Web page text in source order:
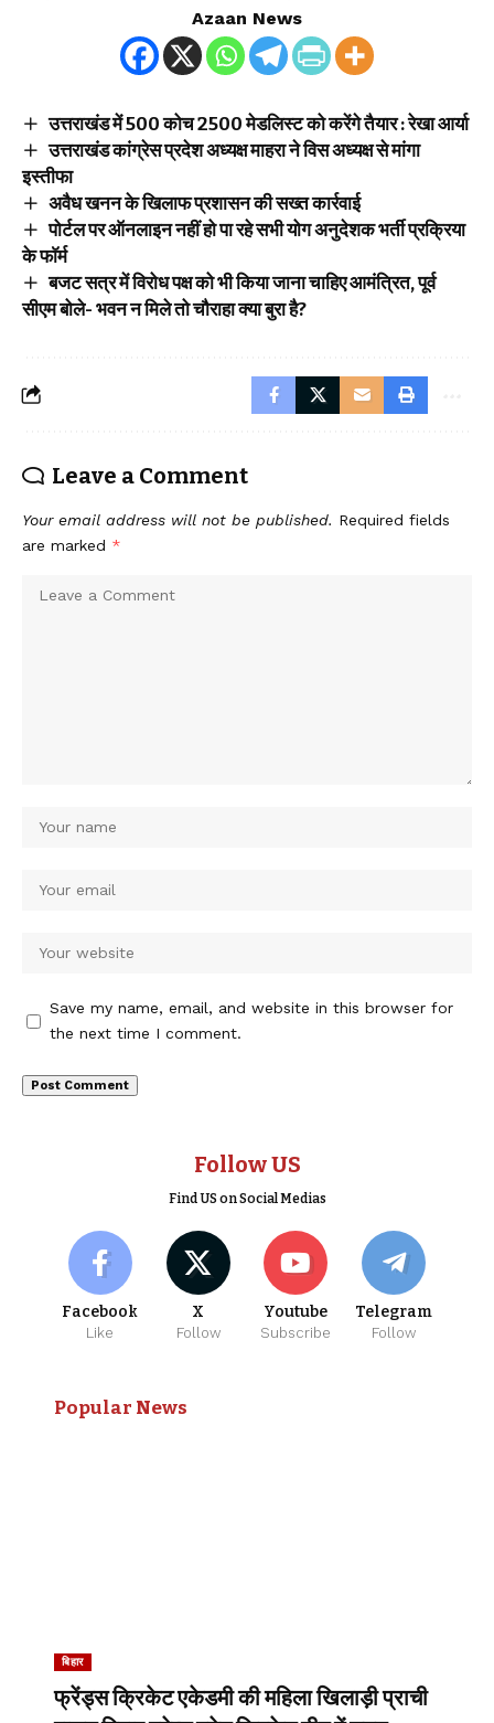
Azaan News
उत्तराखंड में 500 कोच 2500 मेडलिस्ट को करेंगे तैयार : रेखा आर्या
उत्तराखंड कांग्रेस प्रदेश अध्यक्ष माहरा ने विस अध्यक्ष से मांगा
इस्तीफा
अवैध खनन के खिलाफ प्रशासन की सख्त कार्रवाई
पोर्टल पर ऑनलाइन नहीं हो पा रहे सभी योग अनुदेशक भर्ती प्रक्रिया
के फाॅर्म
बजट सत्र में विरोध पक्ष को भी किया जाना चाहिए आमंत्रित, पूर्व
सीएम बोले- भवन न मिले तो चौराहा क्या बुरा है?
Leave a Comment
Your email address will not be published. Required fields
are marked *
Save my name, email, and website in this browser for
the next time I comment.
Follow US
Find US on Social Medias
Facebook
Like
X
Follow
Youtube
Subscribe
Telegram
Follow
Popular News
बिहार
फ्रेंड्स क्रिकेट एकेडमी की महिला खिलाड़ी प्राची